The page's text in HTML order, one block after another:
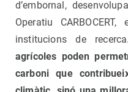
d’embornal,
Operatiu
institucions de
agrícoles poden
carboni que